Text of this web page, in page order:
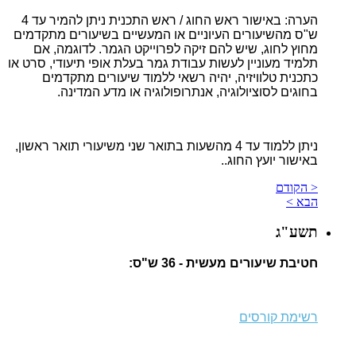
הערה: באישור ראש החוג / ראש התכנית ניתן להמיר עד 4
ש"ס מהשיעורים העיוניים או המעשיים בשיעורים מתקדמים
מחוץ לחוג, שיש להם זיקה לפרוייקט הגמר. לדוגמה, אם
תלמיד מעוניין לעשות עבודת גמר בעלת אופי תיעודי, סרט או
כתכנית טלוויזיה, יהיה רשאי ללמוד שיעורים מתקדמים
בחוגים לסוציולוגיה, אנתרופולוגיה או מדע המדינה.
ניתן ללמוד עד 4 מהשעות בתואר שני משיעורי תואר ראשון,
באישור יועץ החוג..
< הקודם
הבא >
תשע"ג
חטיבת שיעורים מעשית - 36 ש"ס:
רשימת קורסים